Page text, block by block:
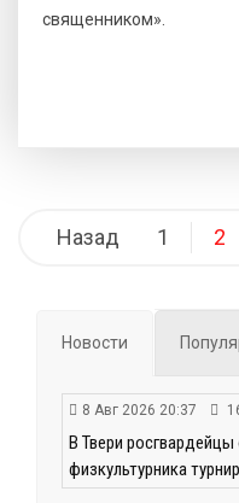
священником».
Навигация
записям
Назад 1 2
Новости
8 Авг 2026 20:37
В Твери
физкультурника